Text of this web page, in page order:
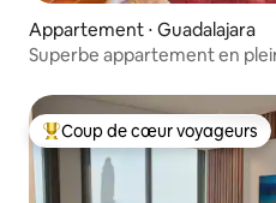
Appartement ⋅ Guadalajara
Superbe appartement en
Coups de cœur voyageurs
Coup de cœur voyageurs